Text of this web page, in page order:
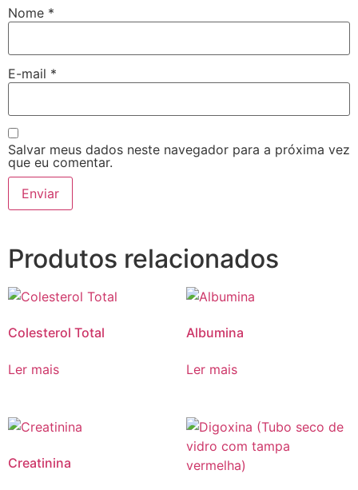
Nome *
E-mail *
Salvar meus dados neste navegador para a próxima vez
que eu comentar.
Produtos relacionados
Colesterol Total
Ler mais
Albumina
Ler mais
Creatinina